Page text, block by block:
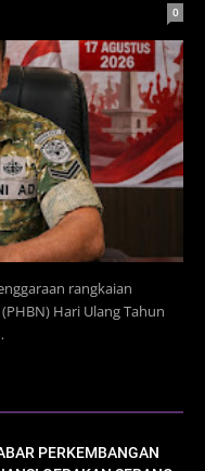
0
rangkaian
Hari Ulang Tahun
PERKEMBANGAN